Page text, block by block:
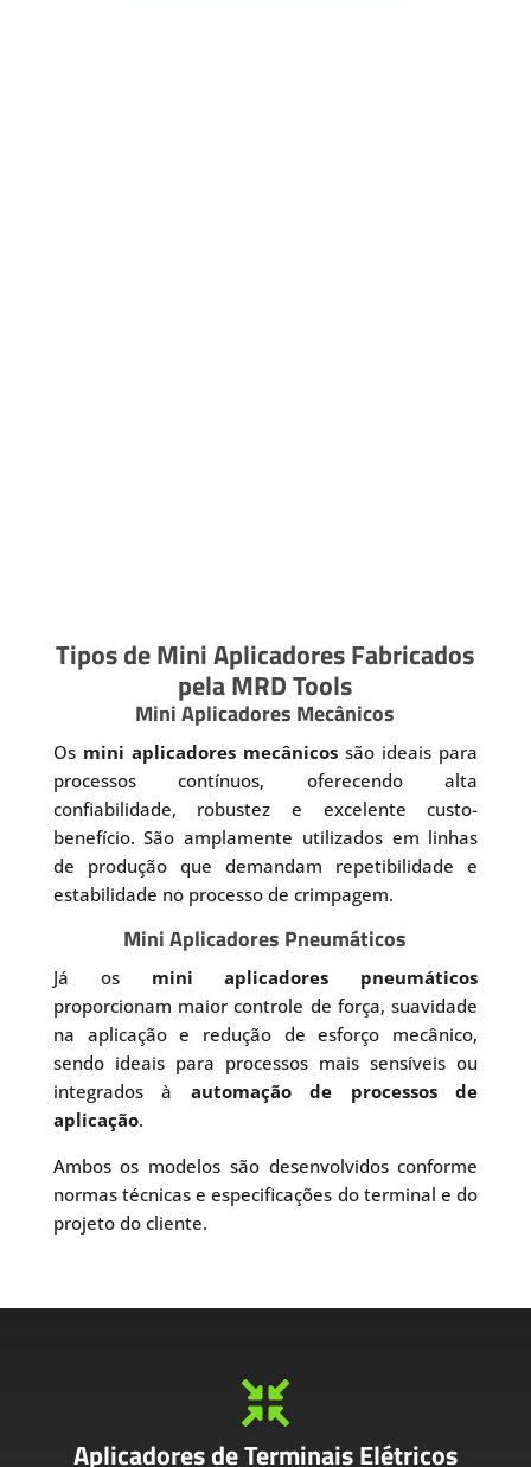
Tipos de Mini Aplicadores Fabricados
pela MRD Tools
Mini Aplicadores Mecânicos
Os mini aplicadores mecânicos são ideais para
processos contínuos, oferecendo alta
confiabilidade, robustez e excelente custo-
benefício. São amplamente utilizados em linhas
de produção que demandam repetibilidade e
estabilidade no processo de crimpagem.
Mini Aplicadores Pneumáticos
Já os mini aplicadores pneumáticos
proporcionam maior controle de força, suavidade
na aplicação e redução de esforço mecânico,
sendo ideais para processos mais sensíveis ou
integrados à automação de processos de
aplicação.
Ambos os modelos são desenvolvidos conforme
normas técnicas e especificações do terminal e do
projeto do cliente.

Aplicadores de Terminais Elétricos